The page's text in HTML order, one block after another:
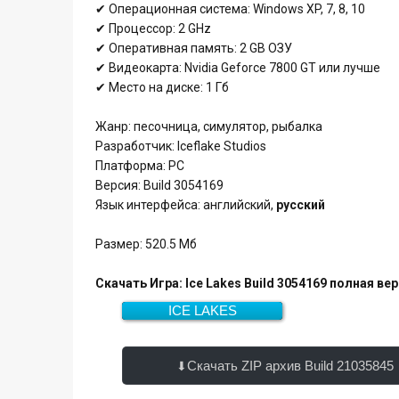
✔ Операционная система: Windows XP, 7, 8, 10
✔ Процессор: 2 GHz
✔ Оперативная память: 2 GB ОЗУ
✔ Видеокарта: Nvidia Geforce 7800 GT или лучше
✔ Место на диске: 1 Гб
Жанр: песочница, симулятор, рыбалка
Разработчик: Iceflake Studios
Платформа: PC
Версия: Build 3054169
Язык интерфейса: английский, русский
Размер: 520.5 Мб
Скачать Игра: Ice Lakes Build 3054169 полная
ICE LAKES
520.5 Мб
Скачать
Скачать ZIP архив Build 21035845